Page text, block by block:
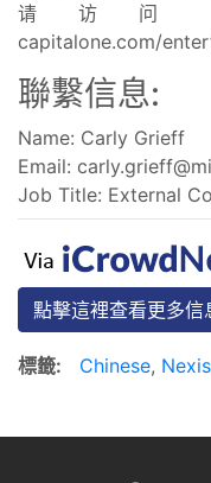
请访问
capitalone.com/
聯繫信息:
Name: Carly Grieff
Email:
Job Title: External
點擊這裡查看更多信
標籤: Chinese,